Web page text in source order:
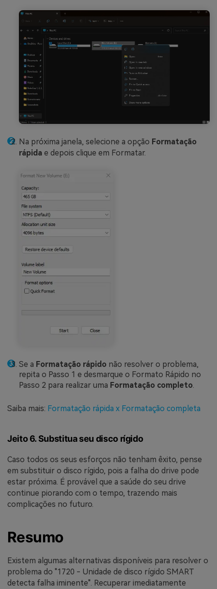
Na próxima janela, selecione a opção Formatação
rápida e depois clique em Formatar.
Se a Formatação rápido não resolver o problema,
repita o Passo 1 e desmarque o Formato Rápido no
Passo 2 para realizar uma Formatação completo
Saiba mais: Formatação rápida x Formatação completa
Jeito 6. Substitua seu disco rígido
Caso todos os seus esforços não tenham êxito, pense
em substituir o disco rígido, pois a falha do drive pode
estar próxima. É provável que a saúde do seu drive
continue piorando com o tempo, trazendo mais
complicações no futuro.
Resumo
Existem algumas alternativas disponíveis para resolver o
problema do "1720 - Unidade de disco rígido SMART
detecta falha iminente". Recuperar imediatamente